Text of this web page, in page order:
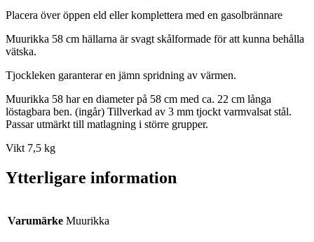
Placera över öppen eld eller komplettera med en gasolbrännare
Muurikka 58 cm hällarna är svagt skålformade för att kunna behålla
vätska.
Tjockleken garanterar en jämn spridning av värmen.
Muurikka 58 har en diameter på 58 cm med ca. 22 cm långa
löstagbara ben. (ingår) Tillverkad av 3 mm tjockt varmvalsat stål.
Passar utmärkt till matlagning i större grupper.
Vikt 7,5 kg
Ytterligare information
Varumärke Muurikka